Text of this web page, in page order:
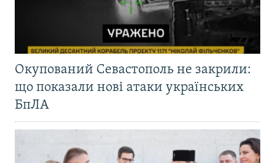
Окупований Севастополь не закрили:
що показали нові атаки українських
БпЛА